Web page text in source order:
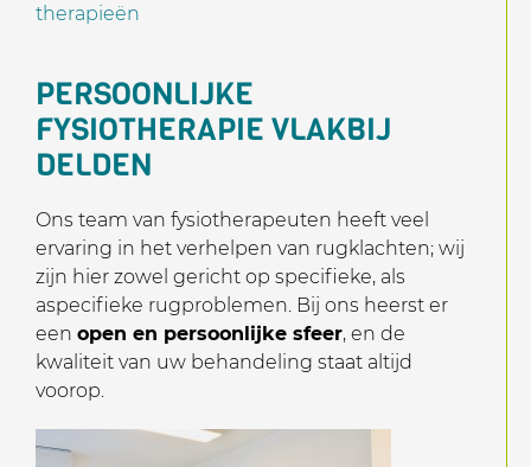
therapieën
PERSOONLIJKE
FYSIOTHERAPIE VLAKBIJ
DELDEN
Ons team van fysiotherapeuten heeft veel
ervaring in het verhelpen van rugklachten; wij
zijn hier zowel gericht op specifieke, als
aspecifieke rugproblemen. Bij ons heerst er
een open en persoonlijke sfeer, en de
kwaliteit van uw behandeling staat altijd
voorop.